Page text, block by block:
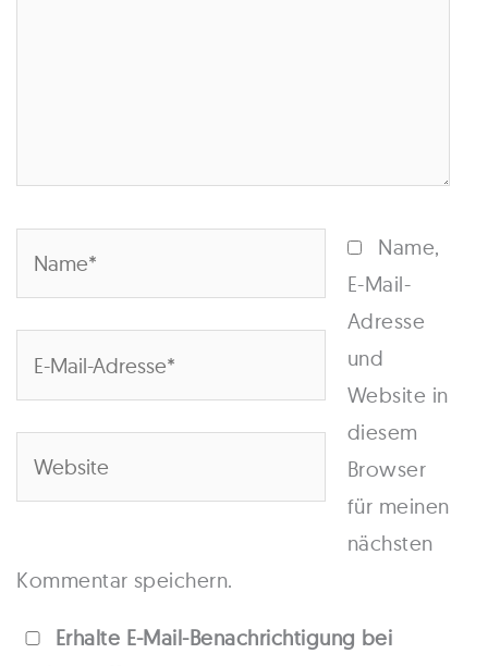
Name,
E-Mail-
Adresse
und
Website in
diesem
Browser
für meinen
nächsten
Kommentar speichern.
Erhalte E-Mail-Benachrichtigung bei